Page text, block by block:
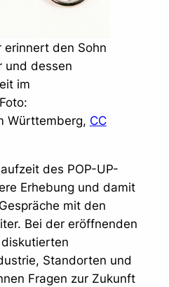
erinnert den Sohn
und dessen
im
Württemberg, CC
des POP-UP-
Erhebung und damit
mit den
Bei der eröffnenden
Standorten und
Fragen zur Zukunft